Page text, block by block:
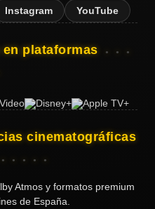
Instagram YouTube
en plataformas
cinematográficas
Atmos y formatos premium
de España.